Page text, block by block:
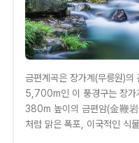
금편계곡은 장가계(무릉원)
5,700m인 이 풍경구는 장가
380m 높이의 금편암(金鞭岩
처럼 맑은 폭포, 이국적인 식